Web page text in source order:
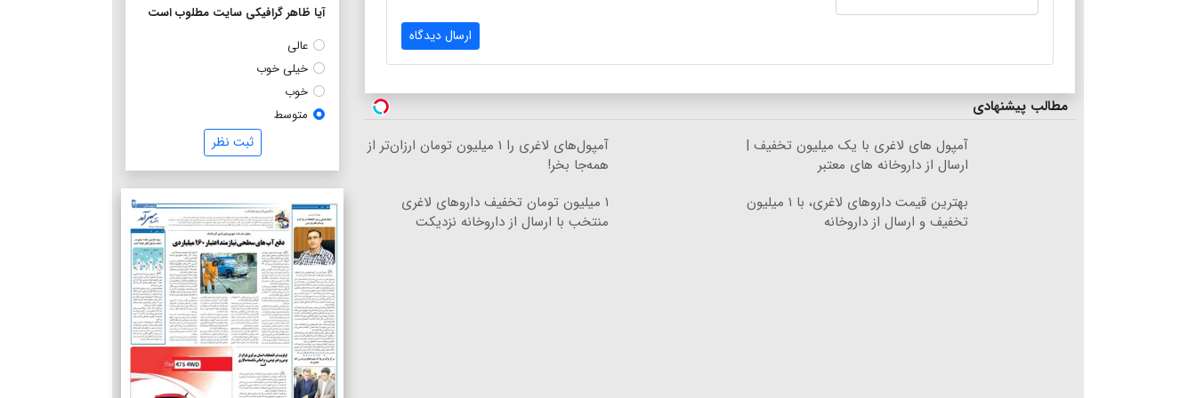
ارسال دیدگاه
مطالب پیشنهادی
آمپول های لاغری با یک میلیون تخفیف |
ارسال از داروخانه های معتبر
آمپول‌های لاغری را ۱ میلیون تومان ارزان‌تر از
همه‌جا بخر!
بهترین قیمت داروهای لاغری، با ۱ میلیون
تخفیف و ارسال از داروخانه‌
۱ میلیون تومان تخفیف داروهای لاغری
منتخب با ارسال از داروخانه نزدیکت
آیا ظاهر گرافیکی سایت مطلوب است
عالی
خیلی خوب
خوب
متوسط
ثبت نظر